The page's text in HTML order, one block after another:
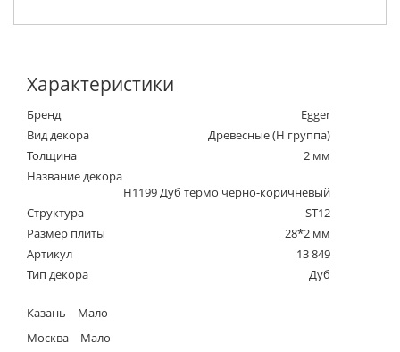
Характеристики
Бренд
Egger
Вид декора
Древесные (Н группа)
Толщина
2 мм
Название декора
H1199 Дуб термо черно-коричневый
Структура
ST12
Размер плиты
28*2 мм
Артикул
13 849
Тип декора
Дуб
Казань
Мало
Москва
Мало